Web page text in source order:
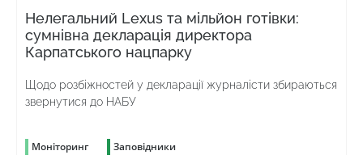
Нелегальний Lexus та мільйон готівки:
сумнівна декларація директора
Карпатського нацпарку
Щодо розбіжностей у декларації журналісти збираються
звернутися до НАБУ
Моніторинг Заповідники